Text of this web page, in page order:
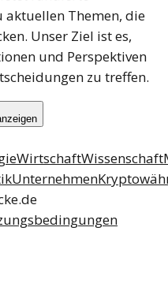
aktuellen Themen, die
Unser Ziel ist es,
und Perspektiven
zu treffen.
WirtschaftWissenschaft
Unternehmen